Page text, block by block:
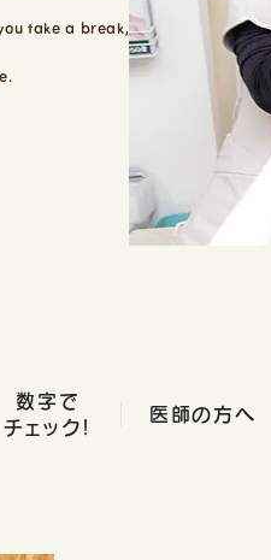
take a break,
数字で
チェック！
医師の方へ